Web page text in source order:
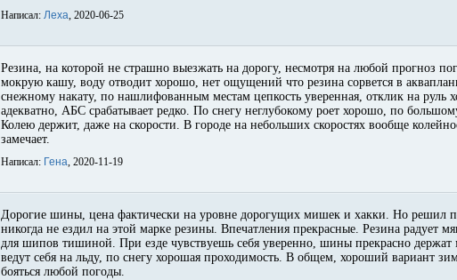
Написал: Леха, 2020-06-25
Резина, на которой не страшно выезжать на дорогу, несмотря на любой прогноз
мокрую кашу, воду отводит хорошо, нет ощущений что резина сорвется в
снежному накату, по нашлифованным местам цепкость уверенная, отклик на руль
адекватно, АБС срабатывает редко. По снегу неглубокому роет хорошо, по
Колею держит, даже на скорости. В городе на небольших скоростях вообще
замечает.
Написал: Гена, 2020-11-19
Дорогие шины, цена фактически на уровне дорогущих мишек и хакки. Но решил
никогда не ездил на этой марке резины. Впечатления прекрасные. Резина радует
для шипов тишиной. При езде чувствуешь себя уверенно, шины прекрасно держат
ведут себя на льду, по снегу хорошая проходимость. В общем, хороший вариант
бояться любой погоды.